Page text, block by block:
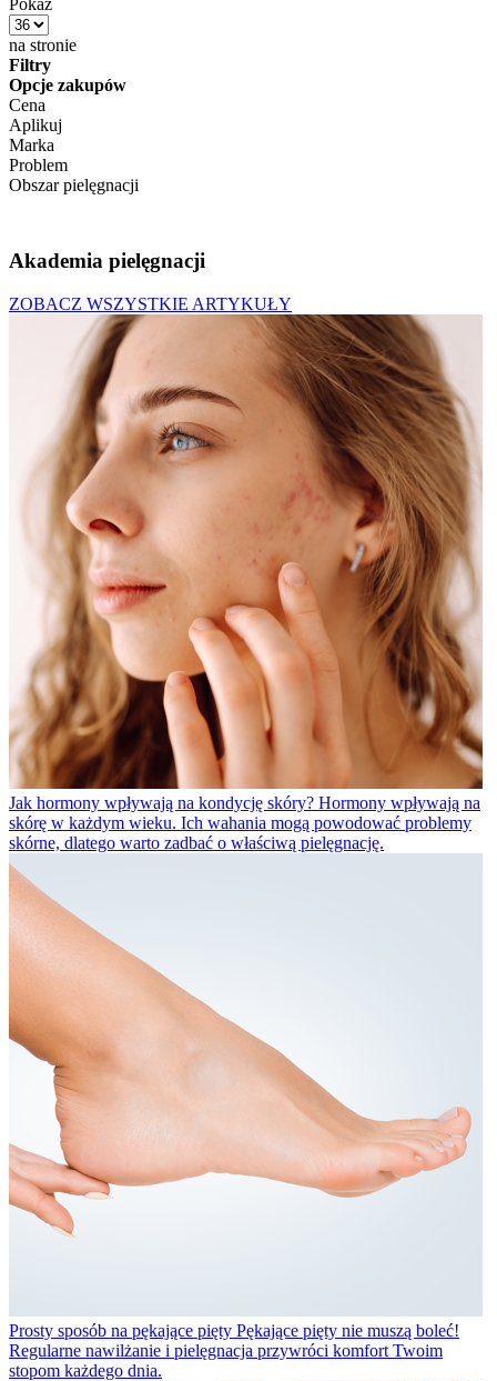
Pokaż
na stronie
Filtry
Opcje zakupów
Cena
Aplikuj
Marka
Problem
Obszar pielęgnacji
Akademia pielęgnacji
ZOBACZ WSZYSTKIE ARTYKUŁY
Jak hormony wpływają na kondycję skóry? Hormony wpływają na
skórę w każdym wieku. Ich wahania mogą powodować problemy
skórne, dlatego warto zadbać o właściwą pielęgnację.
Prosty sposób na pękające pięty Pękające pięty nie muszą boleć!
Regularne nawilżanie i pielęgnacja przywróci komfort Twoim
stopom każdego dnia.